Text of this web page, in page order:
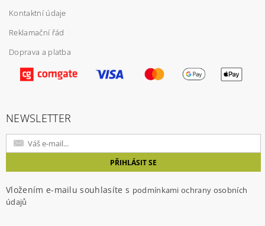
Vložením hodnocení souhlasíte spodmínkami
ochrany osobních údajů
Kontaktní údaje
Reklamační řád
Doprava a platba
NEWSLETTER
Vložením e-mailu souhlasíte s podmínkami ochrany osobních
údajů